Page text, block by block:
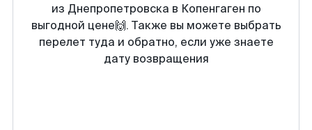
из Днепропетровска в Копенгаген по
выгодной цене🙌. Также вы можете выбрать
перелет туда и обратно, если уже знаете
дату возвращения